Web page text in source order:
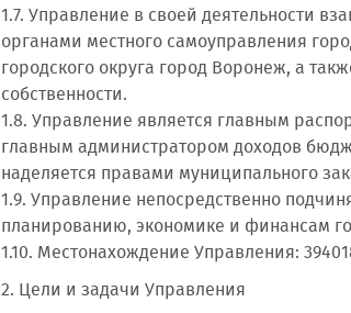
1.7. Управление в своей деятельности
органами местного самоуправления
городского округа город Воронеж, а
собственности.
1.8. Управление является главным
главным администратором доходов
наделяется правами муниципального
1.9. Управление непосредственно
планированию, экономике и финансам
1.10. Местонахождение Управления:
2. Цели и задачи Управления